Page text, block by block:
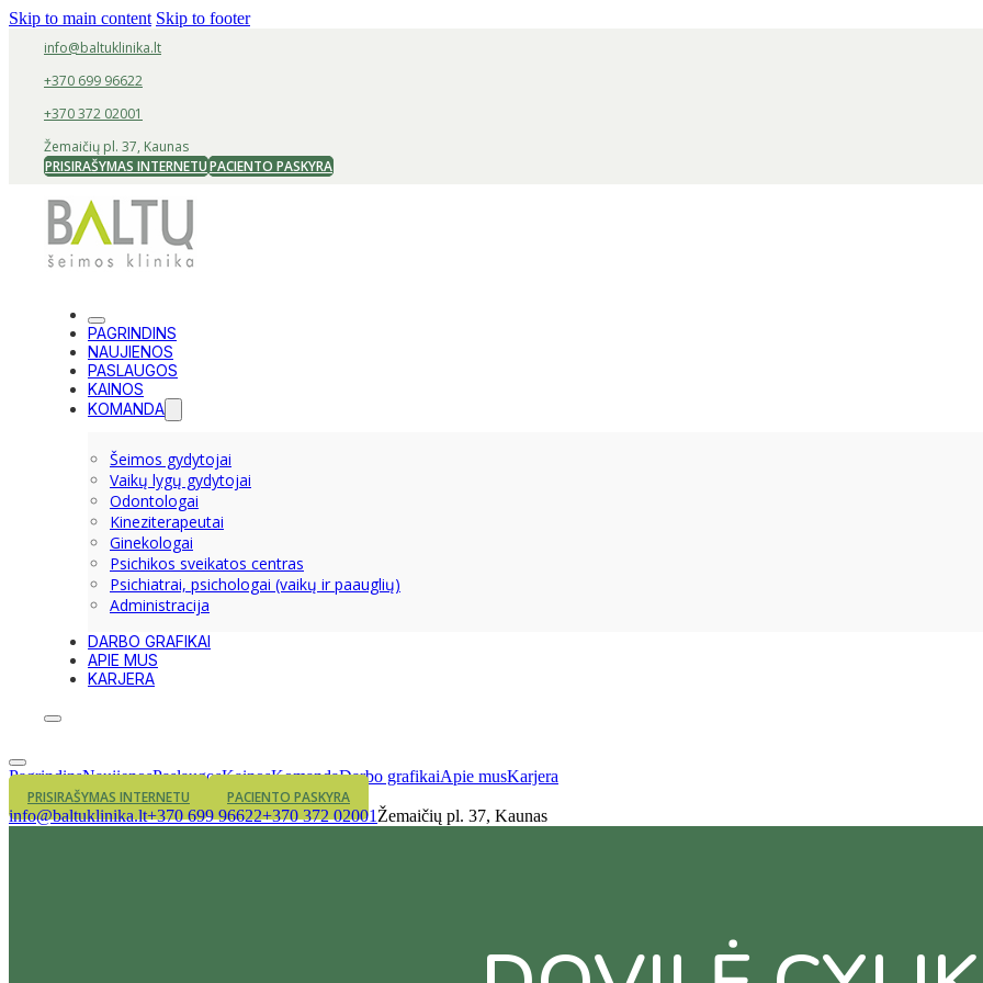
Skip to main content Skip to footer
info@baltuklinika.lt
+370 699 96622
+370 372 02001
Žemaičių pl. 37, Kaunas
PRISIRAŠYMAS INTERNETUPACIENTO PASKYRA
PAGRINDINS
NAUJIENOS
PASLAUGOS
KAINOS
KOMANDA
Šeimos gydytojai
Vaikų lygų gydytojai
Odontologai
Kineziterapeutai
Ginekologai
Psichikos sveikatos centras
Psichiatrai, psichologai (vaikų ir paauglių)
Administracija
DARBO GRAFIKAI
APIE MUS
KARJERA
PagrindinsNaujienosPaslaugosKainosKomandaDarbo grafikaiApie musKarjera
PRISIRAŠYMAS INTERNETU
PACIENTO PASKYRA
info@baltuklinika.lt+370 699 96622+370 372 02001 Žemaičių pl. 37, Kaunas